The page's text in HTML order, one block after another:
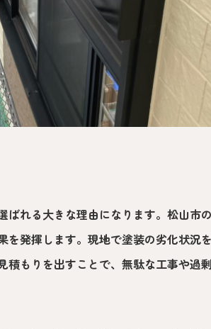
れる大きな理由になります。松山市
を発揮します。現地で塗装の劣化状況
積もりを出すことで、無駄な工事や過